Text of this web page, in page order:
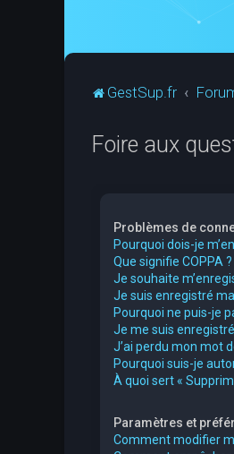
GestSup.fr
Foire aux
Problèmes de
Pourquoi dois-je
Que signifie COPPA ?
Je souhaite
Je suis enregistré
Pourquoi ne puis-je
Je me suis
J’ai perdu mon mot
Pourquoi suis-je
À quoi sert «
Paramètres et
Comment modifier